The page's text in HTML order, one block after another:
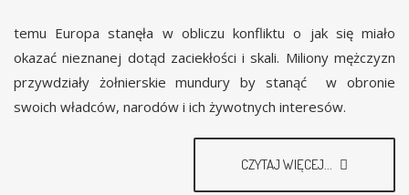
temu Europa stanęła w obliczu konfliktu o jak się miało
okazać nieznanej dotąd zaciekłości i skali. Miliony mężczyzn
przywdziały żołnierskie mundury by stanąć w obronie
swoich władców, narodów i ich żywotnych interesów.
CZYTAJ WIĘCEJ...